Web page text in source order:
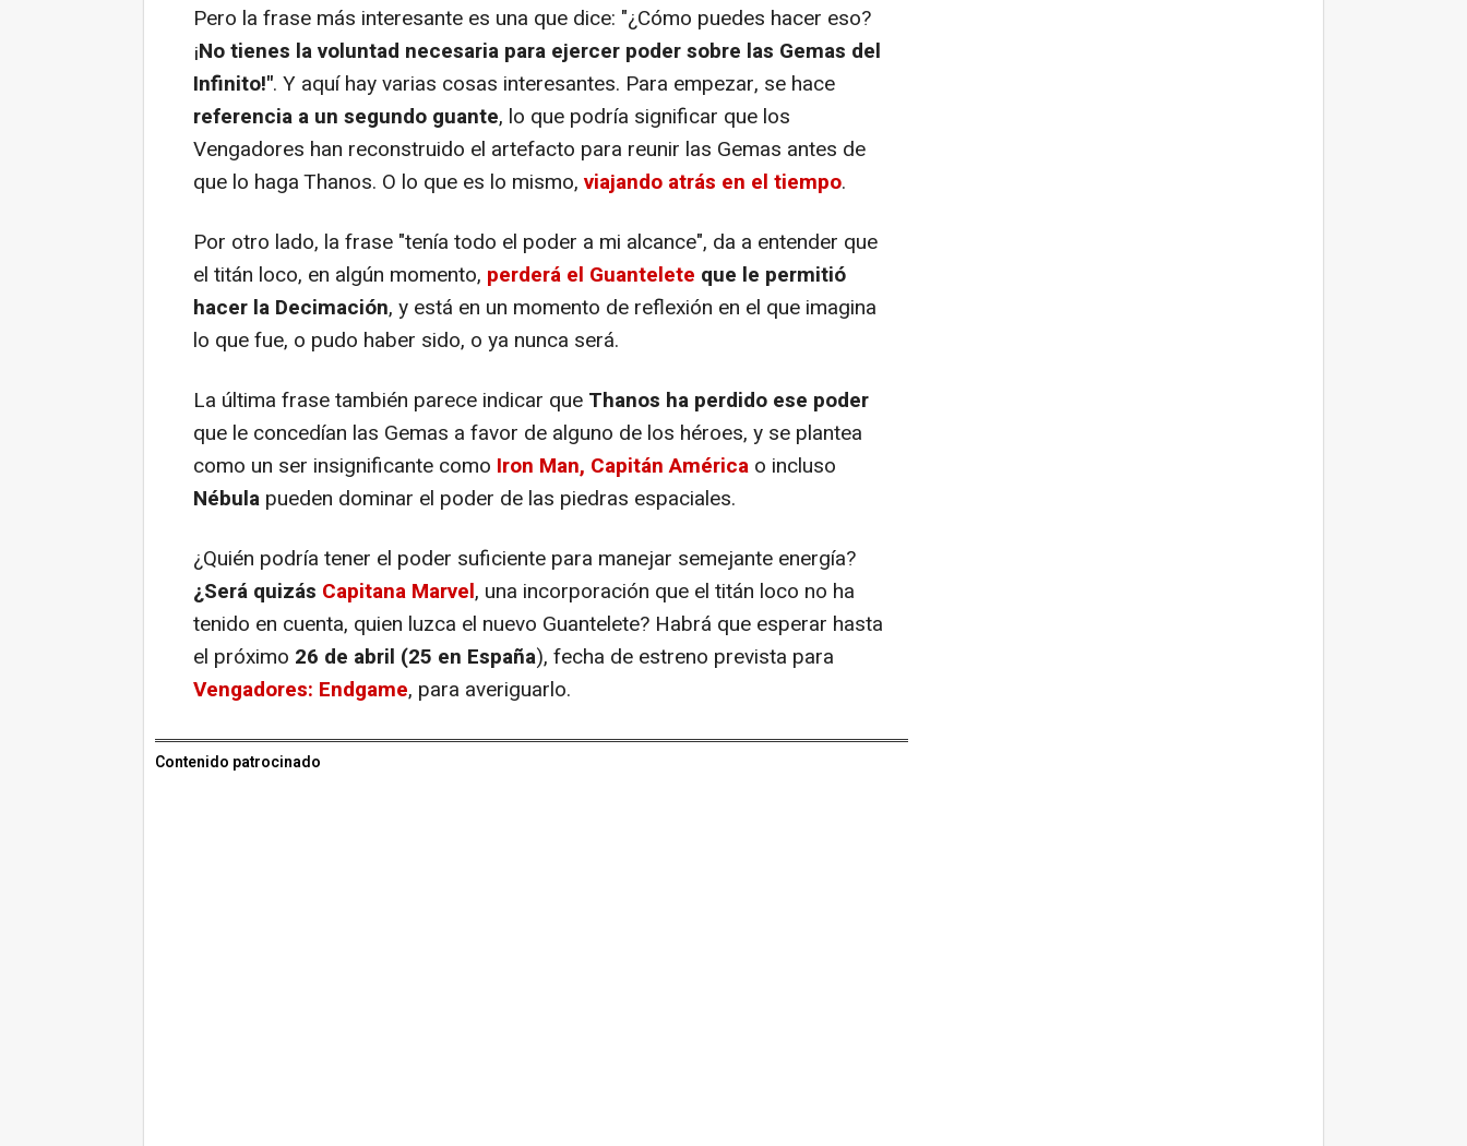
Pero la frase más interesante es una que dice: "¿Cómo puedes hacer eso?
¡No tienes la voluntad necesaria para ejercer poder sobre las Gemas del
Infinito!". Y aquí hay varias cosas interesantes. Para empezar, se hace
referencia a un segundo guante, lo que podría significar que los
Vengadores han reconstruido el artefacto para reunir las Gemas antes de
que lo haga Thanos. O lo que es lo mismo, viajando atrás en el tiempo.
Por otro lado, la frase "tenía todo el poder a mi alcance", da a entender que
el titán loco, en algún momento, perderá el Guantelete que le permitió
hacer la Decimación, y está en un momento de reflexión en el que imagina
lo que fue, o pudo haber sido, o ya nunca será.
La última frase también parece indicar que Thanos ha perdido ese poder
que le concedían las Gemas a favor de alguno de los héroes, y se plantea
como un ser insignificante como Iron Man, Capitán América o incluso
Nébula pueden dominar el poder de las piedras espaciales.
¿Quién podría tener el poder suficiente para manejar semejante energía?
¿Será quizás Capitana Marvel, una incorporación que el titán loco no ha
tenido en cuenta, quien luzca el nuevo Guantelete? Habrá que esperar hasta
el próximo 26 de abril (25 en España), fecha de estreno prevista para
Vengadores: Endgame, para averiguarlo.
Contenido patrocinado